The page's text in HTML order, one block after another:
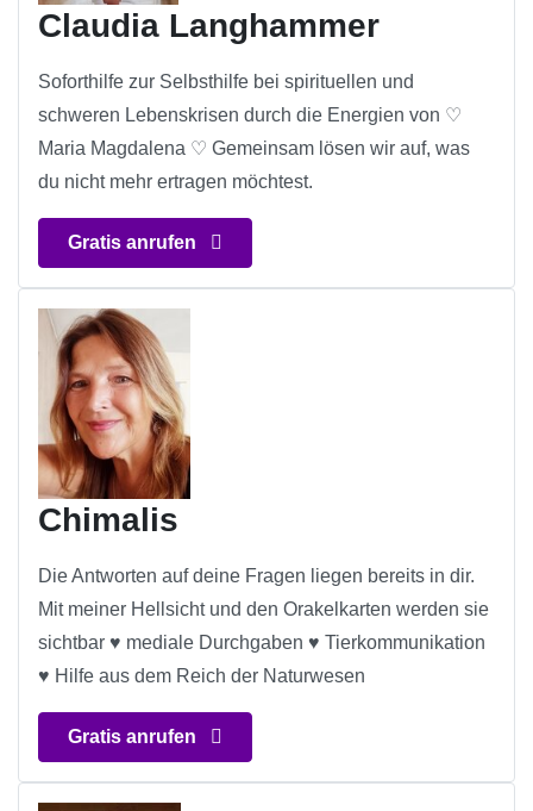
Claudia Langhammer
Soforthilfe zur Selbsthilfe bei spirituellen und
schweren Lebenskrisen durch die Energien von ♡
Maria Magdalena ♡ Gemeinsam lösen wir auf, was
du nicht mehr ertragen möchtest.
Gratis anrufen
Chimalis
Die Antworten auf deine Fragen liegen bereits in dir.
Mit meiner Hellsicht und den Orakelkarten werden sie
sichtbar ♥ mediale Durchgaben ♥ Tierkommunikation
♥ Hilfe aus dem Reich der Naturwesen
Gratis anrufen